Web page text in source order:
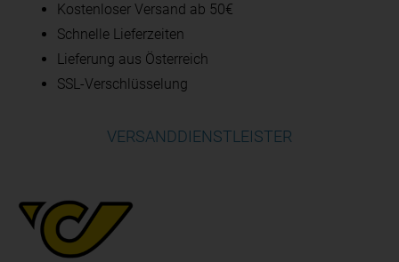
Kostenloser Versand ab 50€
Schnelle Lieferzeiten
Lieferung aus Österreich
SSL-Verschlüsselung
VERSANDDIENSTLEISTER